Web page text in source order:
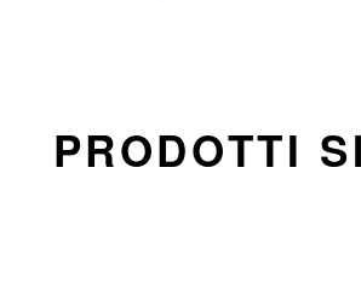
PRODOTTI